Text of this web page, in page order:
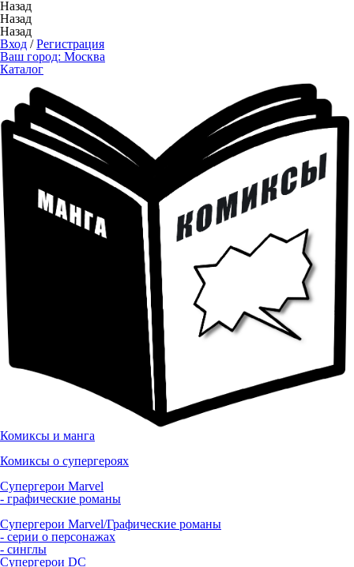
Назад
Назад
Назад
Вход /Регистрация
Ваш город: Москва
Каталог
Комиксы и манга
Комиксы о супергероях
Супергерои Marvel
- графические романы
Супергерои Marvel/Графические романы
- серии о персонажах
- синглы
Супергерои DC